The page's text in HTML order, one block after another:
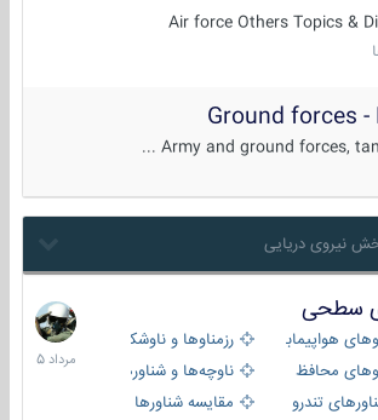
Air force Others Topics &
Ground
Army and ground forces,
سطحی
هواپیمابر و بالگرد بررزمناوها و ناوشکن‌ها
محافظ
ناوچه‌ها و شناورهای گشتی
تندرو
مقایسه شناورها
2
مرداد
1405